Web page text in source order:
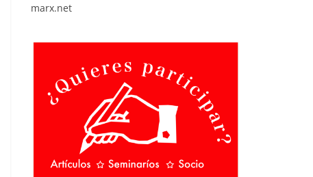
marx.net